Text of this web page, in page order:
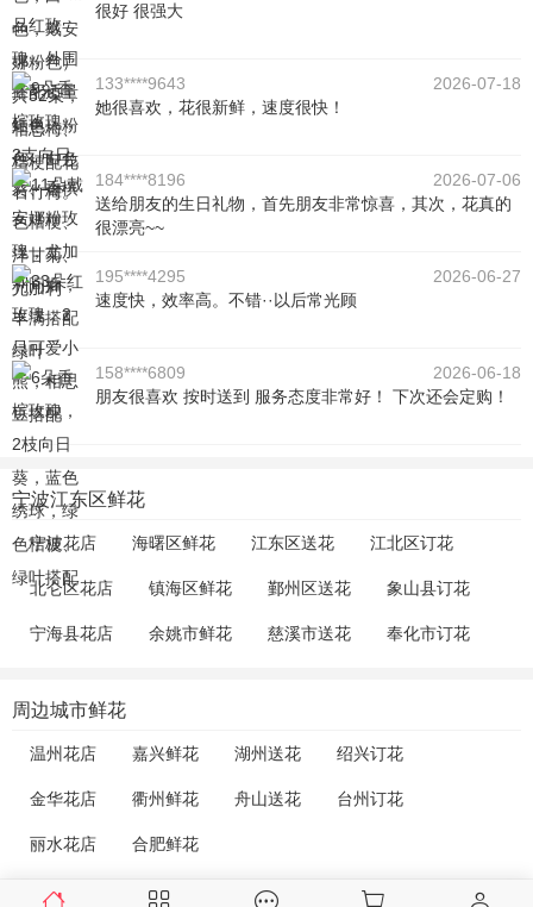
很好 很强大
133****9643
2026-07-18
她很喜欢，花很新鲜，速度很快！
184****8196
2026-07-06
送给朋友的生日礼物，首先朋友非常惊喜，其次，花真的
很漂亮~~
195****4295
2026-06-27
速度快，效率高。不错··以后常光顾
158****6809
2026-06-18
朋友很喜欢 按时送到 服务态度非常好！ 下次还会定购！
宁波江东区鲜花
宁波花店 海曙区鲜花 江东区送花 江北区订花
北仑区花店 镇海区鲜花 鄞州区送花 象山县订花
宁海县花店 余姚市鲜花 慈溪市送花 奉化市订花
周边城市鲜花
温州花店 嘉兴鲜花 湖州送花 绍兴订花
金华花店 衢州鲜花 舟山送花 台州订花
丽水花店 合肥鲜花